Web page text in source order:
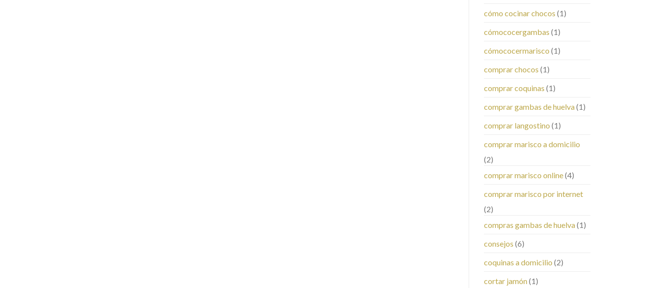
cómo cocinar chocos (1)
cómococergambas (1)
cómococermarisco (1)
comprar chocos (1)
comprar coquinas (1)
comprar gambas de huelva(1)
comprar langostino (1)
comprar marisco a domicilio
(2)
comprar marisco online(4)
comprar marisco por internet
(2)
compras gambas de huelva(1)
consejos (6)
coquinas a domicilio (2)
cortar jamón(1)